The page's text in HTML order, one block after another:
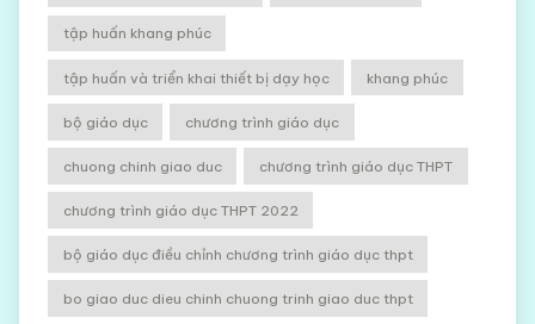
tập huấn khang phúc
tập huấn và triển khai thiết bị dạy học khang phúc
bộ giáo dục chương trình giáo dục
chuong chinh giao duc chương trình giáo dục THPT
chương trình giáo dục THPT 2022
bộ giáo dục điều chỉnh chương trình giáo dục thpt
bo giao duc dieu chinh chuong trinh giao duc thpt